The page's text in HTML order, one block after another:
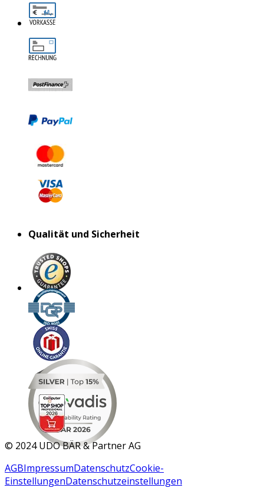
Qualität und Sicherheit
MAR 2026
© 2024 UDO BÄR & Partner AG
AGBImpressumDatenschutzCookie-
EinstellungenDatenschutzeinstellungen